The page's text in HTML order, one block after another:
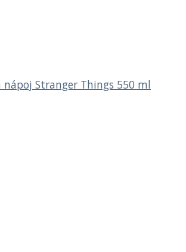
nápoj Stranger Things 550 ml